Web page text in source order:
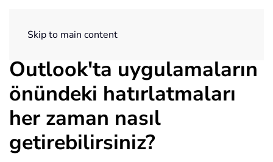
Skip to main content
Outlook'ta uygulamaların
önündeki hatırlatmaları
her zaman nasıl
getirebilirsiniz?